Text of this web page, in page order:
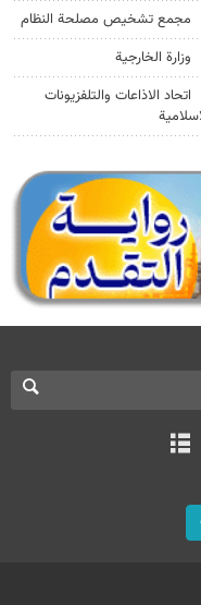
مجمع تشخيص مصلحة النظام
وزارة الخارجية
اتحاد الاذاعات والتلفزيونات